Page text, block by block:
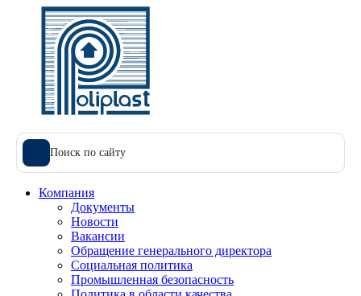
Поиск по сайту
Компания
Документы
Новости
Вакансии
Обращение генерального директора
Социальная политика
Промышленная безопасность